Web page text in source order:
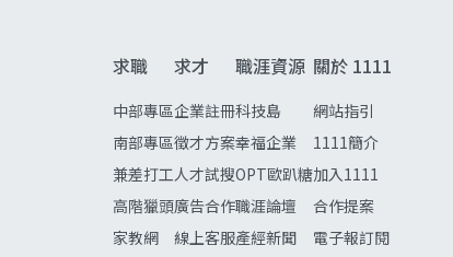
求職
中部專區
南部專區
兼差打工
高階獵頭
家教網
求才
企業註冊
徵才方案
人才試搜
廣告合作
線上客服
職涯資源
科技島
幸福企業
OPT歐趴糖
職涯論壇
產經新聞
關於 1111
網站指引
1111簡介
加入1111
合作提案
電子報訂閱